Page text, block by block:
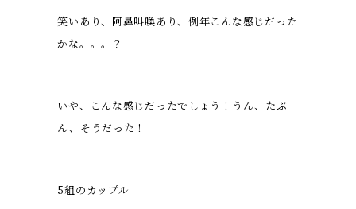
笑いあり、阿鼻叫喚あり、例年こんな感じだった
かな。。。？
いや、こんな感じだったでしょう！うん、たぶ
ん、そうだった！
5組のカップル